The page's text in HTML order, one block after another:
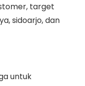
target
sidoarjo, dan
untuk